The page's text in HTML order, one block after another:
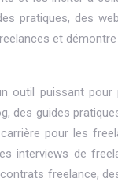
pratiques, des
et
outil puissant pour
des guides
pour les
interviews de
freelance,